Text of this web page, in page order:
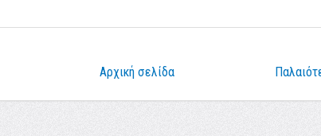
Αρχική σελίδα